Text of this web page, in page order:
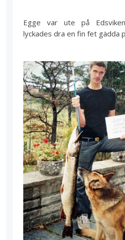
Egge var ute på
lyckades dra en fin fet gädda